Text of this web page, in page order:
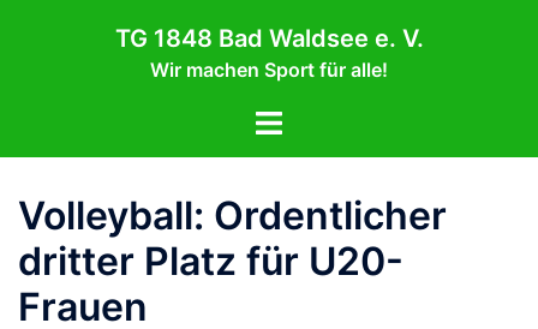
TG 1848 Bad Waldsee e. V.
Wir machen Sport für alle!
Menü
Volleyball: Ordentlicher
dritter Platz für U20-
Frauen